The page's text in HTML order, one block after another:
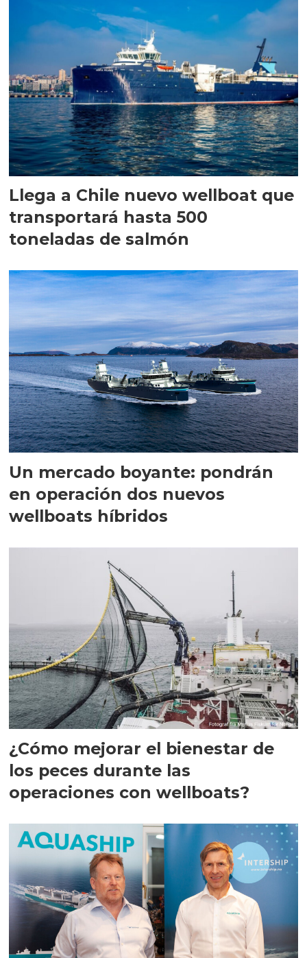
Llega a Chile nuevo wellboat que
transportará hasta 500
toneladas de salmón
Un mercado boyante: pondrán
en operación dos nuevos
wellboats híbridos
¿Cómo mejorar el bienestar de
los peces durante las
operaciones con wellboats?